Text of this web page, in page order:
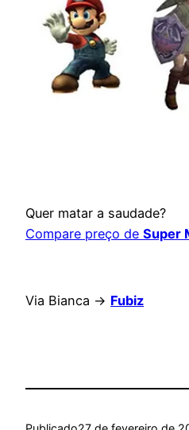
Quer matar a saudade?
Compare preço de Super
Via Bianca -> Fubiz